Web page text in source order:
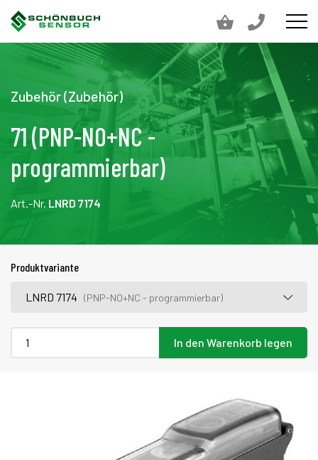
Zubehör (Zubehör)
71 (PNP-NO+NC -
programmierbar)
Art.-Nr. LNRD 7174
Produktvariante
LNRD 7174(PNP-NO+NC - programmierbar)
In den Warenkorb legen